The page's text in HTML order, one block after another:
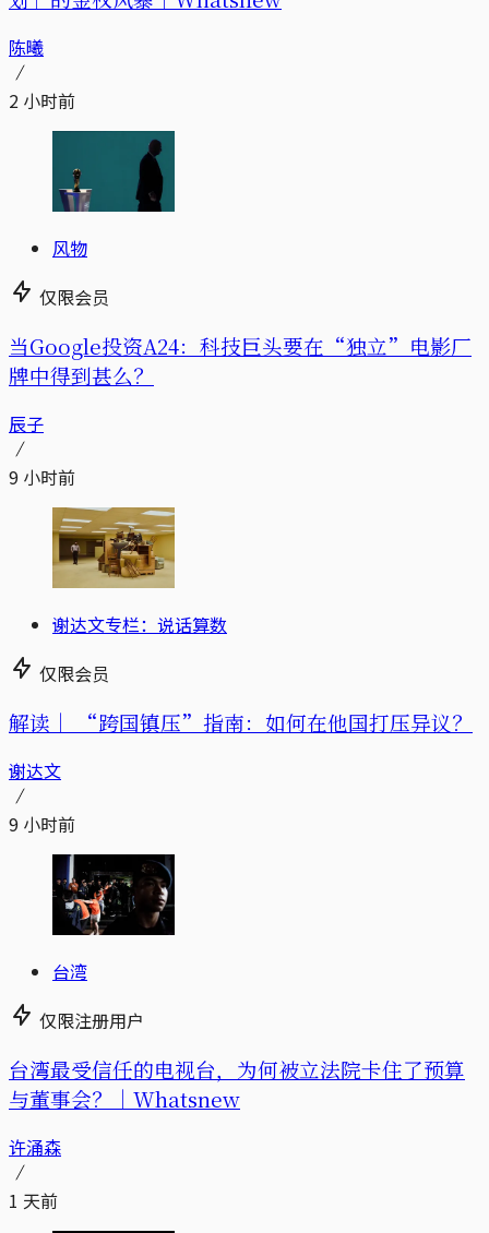
陈曦
2 小时前
风物
仅限会员
当Google投资A24：科技巨头要在“独立”电影厂
牌中得到甚么？
辰子
9 小时前
谢达文专栏：说话算数
仅限会员
解读｜ “跨国镇压”指南：如何在他国打压异议？
谢达文
9 小时前
台湾
仅限注册用户
台湾最受信任的电视台，为何被立法院卡住了预算
与董事会？｜Whatsnew
许涌森
1 天前